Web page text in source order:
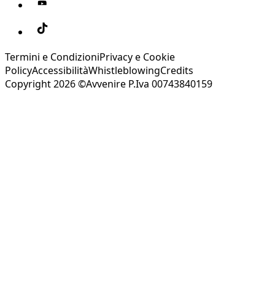
Termini e CondizioniPrivacy e Cookie
PolicyAccessibilitàWhistleblowingCredits
Copyright 2026 ©Avvenire P.Iva 00743840159